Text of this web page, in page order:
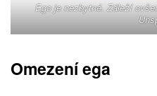
Ego je nezbytné. Záleží
Omezení ega